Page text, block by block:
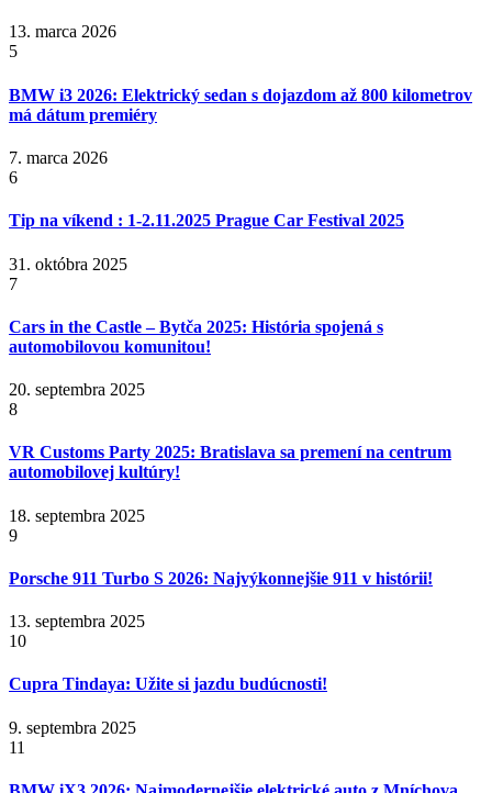
13. marca 2026
5
BMW i3 2026: Elektrický sedan s dojazdom až 800 kilometrov
má dátum premiéry
7. marca 2026
6
Tip na víkend : 1-2.11.2025 Prague Car Festival 2025
31. októbra 2025
7
Cars in the Castle – Bytča 2025: História spojená s
automobilovou komunitou!
20. septembra 2025
8
VR Customs Party 2025: Bratislava sa premení na centrum
automobilovej kultúry!
18. septembra 2025
9
Porsche 911 Turbo S 2026: Najvýkonnejšie 911 v histórii!
13. septembra 2025
10
Cupra Tindaya: Užite si jazdu budúcnosti!
9. septembra 2025
11